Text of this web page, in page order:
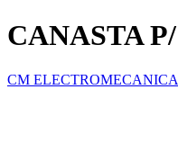
CANASTA
CM ELECTROMECANICA